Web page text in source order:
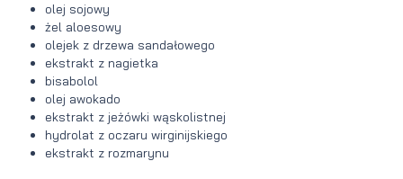
olej sojowy
żel aloesowy
olejek z drzewa sandałowego
ekstrakt z nagietka
bisabolol
olej awokado
ekstrakt z jeżówki wąskolistnej
hydrolat z oczaru wirginijskiego
ekstrakt z rozmarynu